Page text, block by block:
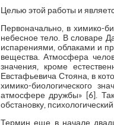
Целью этой работы и
Первоначально, в химико-
небесное тело. В словаре
испарениями, облаками и
вещества. Атмосфера
значения, кроме
Евстафьевича Стояна, в
химико-биологического
атмосфере дружбы» [6].
обстановку,
Термин еще в начале